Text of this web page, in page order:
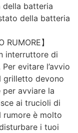
della batteria
della batteria
RUMORE】
interruttore di
evitare l’avvio
grilletto devono
per avviare la
ai trucioli di
rumore è molto
i tuoi